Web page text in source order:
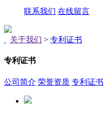
联系我们 在线留言
关于我们 > 专利证书
专利证书
公司简介 荣誉资质 专利证书